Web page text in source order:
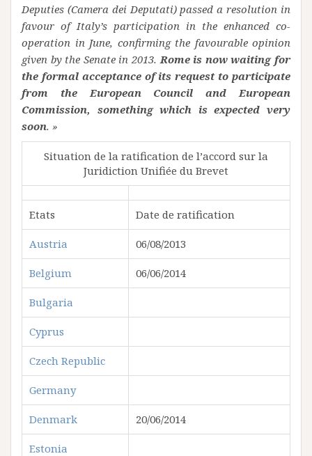
Deputies (Camera dei Deputati) passed a resolution in
favour of Italy’s participation in the enhanced co-
operation in June, confirming the favourable opinion
given by the Senate in 2013.Rome is now waiting for
the formal acceptance of its request to participate
from the European Council and European
Commission, something which is expected very
soon. »
Situation de la ratification de l’accord sur la
Juridiction Unifiée du Brevet
Etats Date de ratification
Austria 06/08/2013
Belgium 06/06/2014
Bulgaria
Cyprus
Czech Republic
Germany
Denmark 20/06/2014
Estonia